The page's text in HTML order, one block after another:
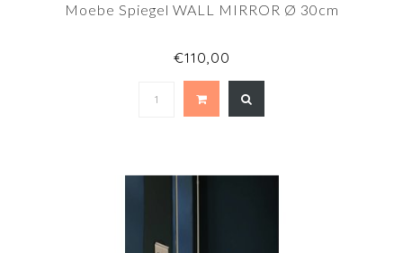
Moebe Spiegel WALL MIRROR Ø 30cm
€110,00